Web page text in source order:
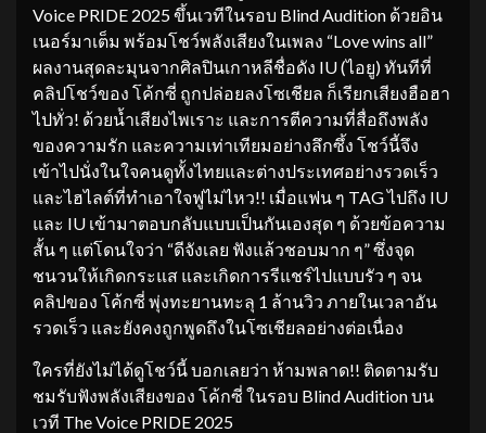
Voice PRIDE 2025 ขึ้นเวทีในรอบ Blind Audition ด้วยอิน
เนอร์มาเต็ม พร้อมโชว์พลังเสียงในเพลง “Love wins all”
ผลงานสุดละมุนจากศิลปินเกาหลีชื่อดัง IU (ไอยู) ทันทีที่
คลิปโชว์ของ โค้กซี่ ถูกปล่อยลงโซเชียล ก็เรียกเสียงฮือฮา
ไปทั่ว! ด้วยน้ำเสียงไพเราะ และการตีความที่สื่อถึงพลัง
ของความรัก และความเท่าเทียมอย่างลึกซึ้ง โชว์นี้จึง
เข้าไปนั่งในใจคนดูทั้งไทยและต่างประเทศอย่างรวดเร็ว
และไฮไลต์ที่ทำเอาใจฟูไม่ไหว!! เมื่อแฟน ๆ TAG ไปถึง IU
และ IU เข้ามาตอบกลับแบบเป็นกันเองสุด ๆ ด้วยข้อความ
สั้น ๆ แต่โดนใจว่า “ดีจังเลย ฟังแล้วชอบมาก ๆ” ซึ่งจุด
ชนวนให้เกิดกระแส และเกิดการรีแชร์ไปแบบรัว ๆ จน
คลิปของ โค้กซี่ พุ่งทะยานทะลุ 1 ล้านวิว ภายในเวลาอัน
รวดเร็ว และยังคงถูกพูดถึงในโซเชียลอย่างต่อเนื่อง
ใครที่ยังไม่ได้ดูโชว์นี้ บอกเลยว่า ห้ามพลาด!! ติดตามรับ
ชมรับฟังพลังเสียงของ โค้กซี่ ในรอบ Blind Audition บน
เวที The Voice PRIDE 2025